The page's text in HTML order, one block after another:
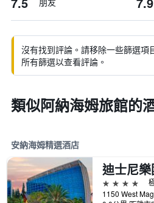
沒有找到評論。請移除一些篩選項
所有篩選以查看評論。
類似阿納海姆旅館的
安納海姆精選酒店
4星級